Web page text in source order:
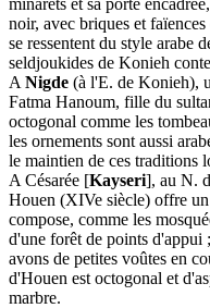
noir, avec briques et
se ressentent du style arabe
seldjoukides de Konieh
A Nigde (à l'E. de Konieh),
Fatma Hanoum, fille du
octogonal comme les
les ornements sont aussi
le maintien de ces traditions
A Césarée [Kayseri], au N.
Houen (XIVe siècle) offre
compose, comme les
d'une forêt de points
avons de petites voûtes en
d'Houen est octogonal et
marbre.